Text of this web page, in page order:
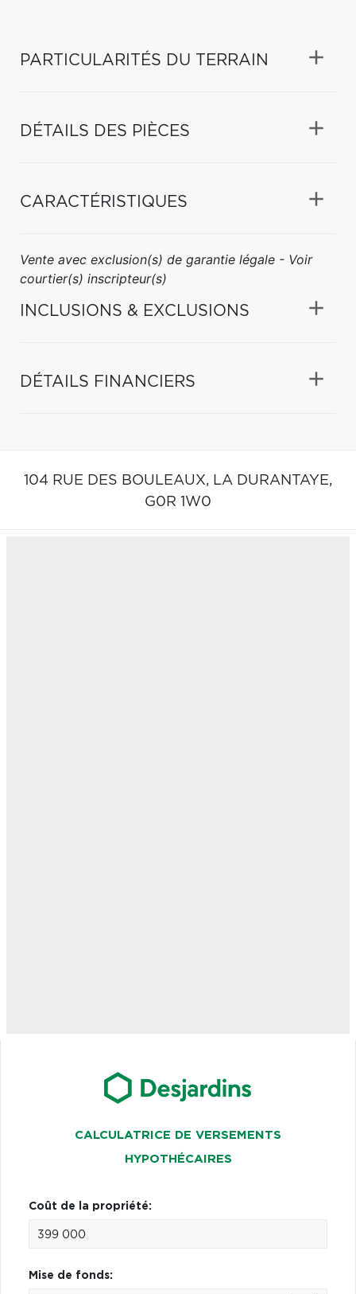
PARTICULARITÉS DU TERRAIN
DÉTAILS DES PIÈCES
CARACTÉRISTIQUES
Vente avec exclusion(s) de garantie légale - Voir
courtier(s) inscripteur(s)
INCLUSIONS & EXCLUSIONS
DÉTAILS FINANCIERS
104 RUE DES BOULEAUX, LA DURANTAYE,
G0R 1W0
CALCULATRICE DE VERSEMENTS
HYPOTHÉCAIRES
Coût de la propriété:
Mise de fonds: